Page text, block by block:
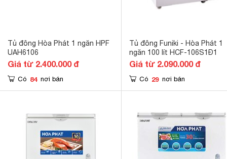
Tủ đông Hòa Phát 1 ngăn HPF
UAH6106
Giá từ 2.400.000 đ
Có 84 nơi bán
Tủ đông Funiki - Hòa Phát 1
ngăn 100 lít HCF-106S1Đ1
Giá từ 2.090.000 đ
Có 29 nơi bán